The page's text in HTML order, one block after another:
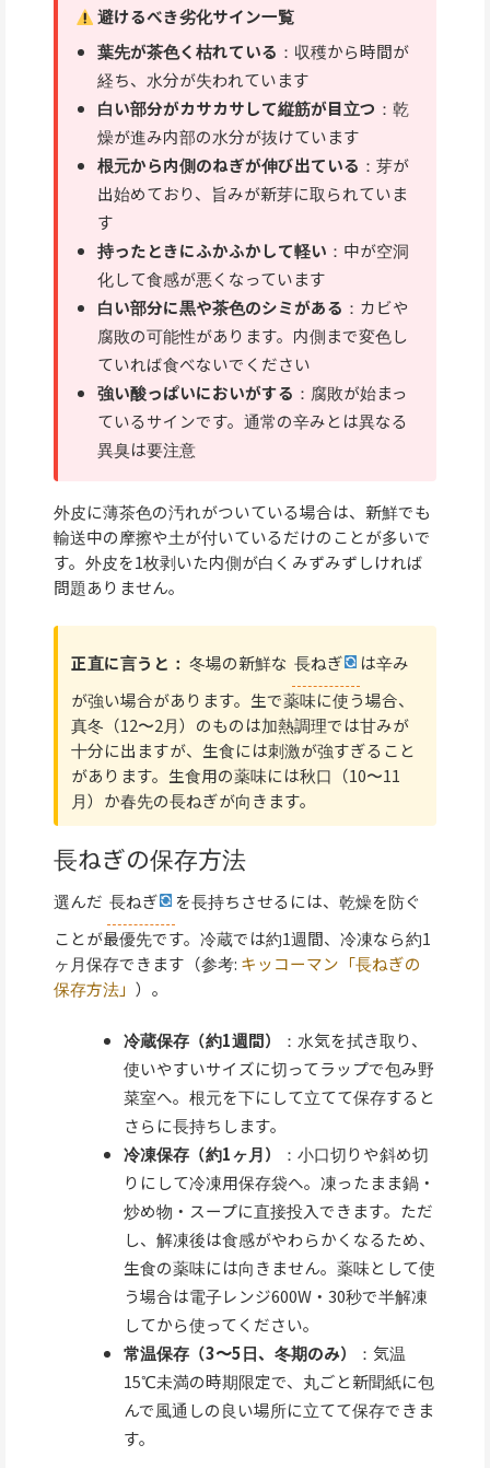
避けるべき劣化サイン一覧
葉先が茶色く枯れている ：収穫から時間が
経ち、水分が失われています
白い部分がカサカサして縦筋が目立つ ：乾
燥が進み内部の水分が抜けています
根元から内側のねぎが伸び出ている ：芽が
出始めており、旨みが新芽に取られていま
す
持ったときにふかふかして軽い ：中が空洞
化して食感が悪くなっています
白い部分に黒や茶色のシミがある ：カビや
腐敗の可能性があります。内側まで変色し
ていれば食べないでください
強い酸っぱいにおいがする ：腐敗が始まっ
ているサインです。通常の辛みとは異なる
異臭は要注意
外皮に薄茶色の汚れがついている場合は、新鮮でも
輸送中の摩擦や土が付いているだけのことが多いで
す。外皮を1枚剥いた内側が白くみずみずしければ
問題ありません。
正直に言うと： 冬場の新鮮な 長ねぎ
は辛み
が強い場合があります。生で薬味に使う場合、
真冬（12〜2月）のものは加熱調理では甘みが
十分に出ますが、生食には刺激が強すぎること
があります。生食用の薬味には秋口（10〜11
月）か春先の長ねぎが向きます。
長ねぎの保存方法
選んだ 長ねぎ
を長持ちさせるには、乾燥を防ぐ
ことが最優先です。冷蔵では約1週間、冷凍なら約1
ヶ月保存できます（参考: キッコーマン「長ねぎの
保存方法」 ）。
冷蔵保存（約1週間）
：水気を拭き取り、
使いやすいサイズに切ってラップで包み野
菜室へ。根元を下にして立てて保存すると
さらに長持ちします。
冷凍保存（約1ヶ月）
：小口切りや斜め切
りにして冷凍用保存袋へ。凍ったまま鍋・
炒め物・スープに直接投入できます。ただ
し、解凍後は食感がやわらかくなるため、
生食の薬味には向きません。薬味として使
う場合は電子レンジ600W・30秒で半解凍
してから使ってください。
常温保存（3〜5日、冬期のみ）
：気温
15℃未満の時期限定で、丸ごと新聞紙に包
んで風通しの良い場所に立てて保存できま
す。